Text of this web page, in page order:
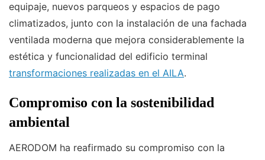
equipaje, nuevos parqueos y espacios de pago
climatizados, junto con la instalación de una fachada
ventilada moderna que mejora considerablemente la
estética y funcionalidad del edificio terminal
transformaciones realizadas en el AILA.
Compromiso con la sostenibilidad
ambiental
AERODOM ha reafirmado su compromiso con la